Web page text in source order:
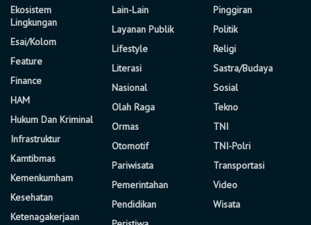
Ekosistem
Lingkungan
Esai/Kolom
Feature
Finance
HAM
Hukum Dan Kriminal
Infrastruktur
Kamtibmas
Kemenkumham
Kesehatan
Ketenagakerjaan
Lain-Lain
Layanan Publik
Lifestyle
Literasi
Nasional
Olah Raga
Ormas
Otomotif
Pariwisata
Pemerintahan
Pendidikan
Pinggiran
Politik
Religi
Sastra/Budaya
Sosial
Tekno
TNI
TNI-Polri
Transportasi
Video
Wisata